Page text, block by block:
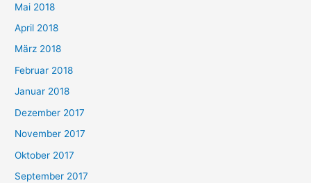
Mai 2018
April 2018
März 2018
Februar 2018
Januar 2018
Dezember 2017
November 2017
Oktober 2017
September 2017